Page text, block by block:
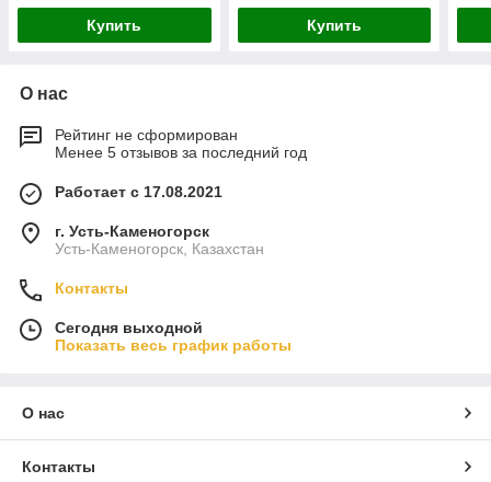
Купить Купить
О нас
Рейтинг не сформирован
Менее 5 отзывов за последний год
Работает с 17.08.2021
г. Усть-Каменогорск
Усть-Каменогорск, Казахстан
Контакты
Сегодня выходной
Показать весь график работы
О нас
Контакты